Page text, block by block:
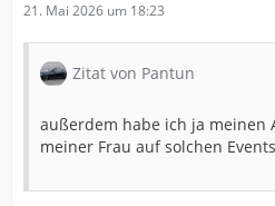
21. Mai 2026 um 18:23
Zitat von Pantun
außerdem habe ich ja meinen
meiner Frau auf solchen